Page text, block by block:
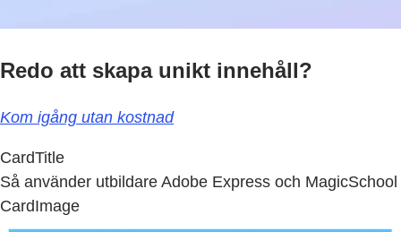
Redo att skapa unikt innehåll?
Kom igång utan kostnad
CardTitle
Så använder utbildare Adobe Express och MagicSchool
CardImage